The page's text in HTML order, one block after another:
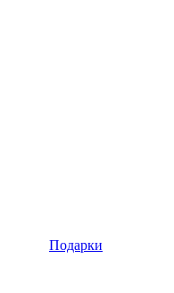
Подарки